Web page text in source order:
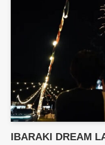
IBARAKI DREAM